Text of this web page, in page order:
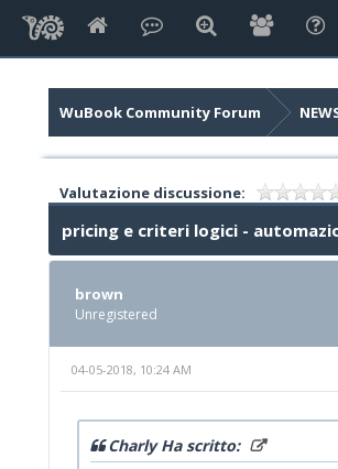
WuBook Community Forum
Valutazione discussione:
pricing e criteri logici -
brown
Unregistered
04-05-2018, 10:24 AM
Charly Ha scritto: